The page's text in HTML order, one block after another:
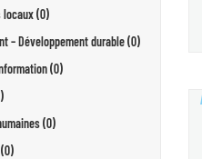
locaux (0)
– Développement durable (0)
(0)
(0)